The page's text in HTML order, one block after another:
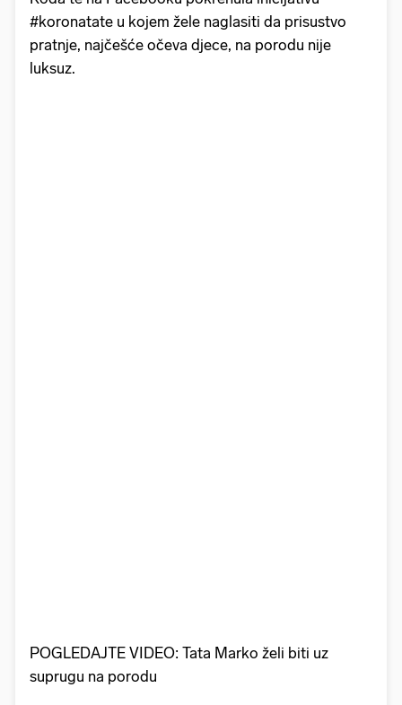
#koronatate u kojem žele naglasiti da prisustvo
pratnje, najčešće očeva djece, na porodu nije
luksuz.
POGLEDAJTE VIDEO: Tata Marko želi biti uz
suprugu na porodu